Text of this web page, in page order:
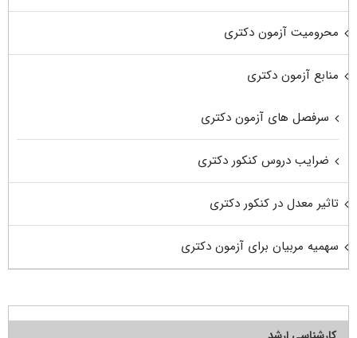
محرومیت آزمون دکتری
منابع آزمون دکتری
سرفصل های آزمون دکتری
ضرایب دروس کنکور دکتری
تاثیر معدل در کنکور دکتری
سهمیه مربیان برای آزمون دکتری